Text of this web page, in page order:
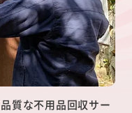
質な不用品回収サー